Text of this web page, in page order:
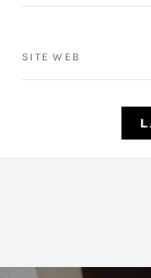
SITE WEB